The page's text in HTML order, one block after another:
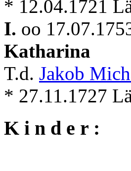
* 12.04.1721
I. oo
Katharina
T.d. Jakob
* 27.11.1727
K i n d e r :